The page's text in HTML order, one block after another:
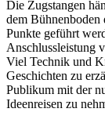
Die Zugstangen
dem
Punkte geführt
Anschlussleistung
Viel Technik und
Geschichten zu
Publikum mit der
Ideenreisen zu